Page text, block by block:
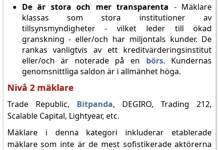
De är stora och mer transparenta - Mäklare
klassas som stora institutioner av
tillsynsmyndigheter - vilket leder till ökad
granskning - eller/och har miljontals kunder. De
rankas vanligtvis av ett kreditvärderingsinstitut
eller/och är noterade på en börs. Kundernas
genomsnittliga saldon är i allmänhet höga.
Nivå 2 mäklare
Trade Republic, Bitpanda, DEGIRO, Trading 212,
Scalable Capital, Lightyear, etc.
Mäklare i denna kategori inkluderar etablerade
mäklare som inte är de mest sofistikerade aktörerna